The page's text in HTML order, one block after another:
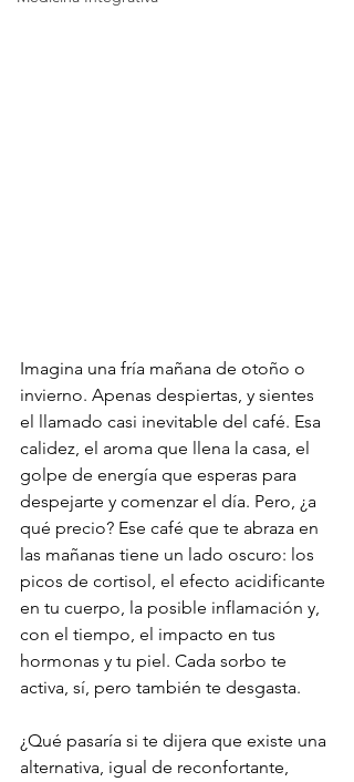
Imagina una fría mañana de otoño o
invierno. Apenas despiertas, y sientes
el llamado casi inevitable del café. Esa
calidez, el aroma que llena la casa, el
golpe de energía que esperas para
despejarte y comenzar el día. Pero, ¿a
qué precio? Ese café que te abraza en
las mañanas tiene un lado oscuro: los
picos de cortisol, el efecto acidificante
en tu cuerpo, la posible inflamación y,
con el tiempo, el impacto en tus
hormonas y tu piel. Cada sorbo te
activa, sí, pero también te desgasta.
¿Qué pasaría si te dijera que existe una
alternativa, igual de reconfortante,